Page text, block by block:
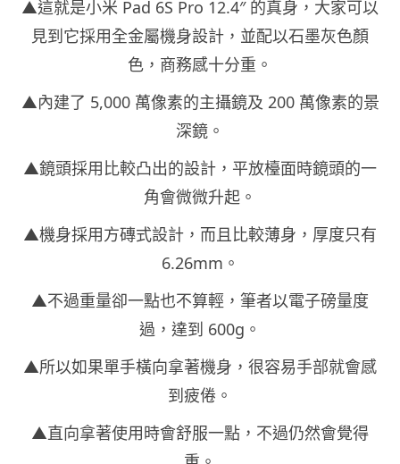
▲這就是小米 Pad 6S Pro 12.4″ 的真身，大家可以
見到它採用全金屬機身設計，並配以石墨灰色顏
色，商務感十分重。
▲內建了 5,000 萬像素的主攝鏡及 200 萬像素的景
深鏡。
▲鏡頭採用比較凸出的設計，平放檯面時鏡頭的一
角會微微升起。
▲機身採用方磚式設計，而且比較薄身，厚度只有
6.26mm。
▲不過重量卻一點也不算輕，筆者以電子磅量度
過，達到 600g。
▲所以如果單手橫向拿著機身，很容易手部就會感
到疲倦。
▲直向拿著使用時會舒服一點，不過仍然會覺得